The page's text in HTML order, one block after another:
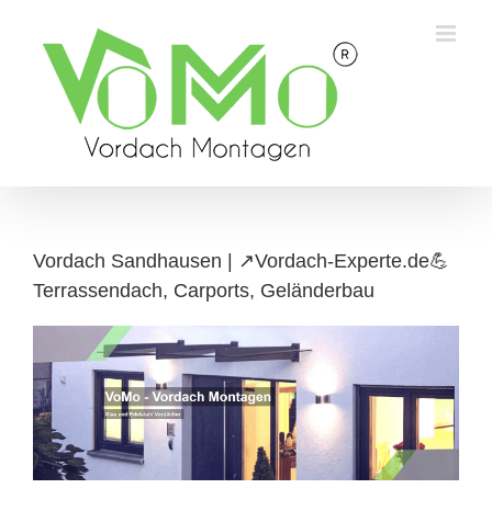
content
Vordach Sandhausen | ↗️Vordach-Experte.de💪
Terrassendach, Carports, Geländerbau